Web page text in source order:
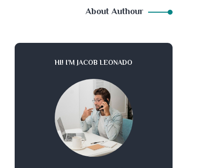
About Authour
HI! I’M JACOB LEONADO